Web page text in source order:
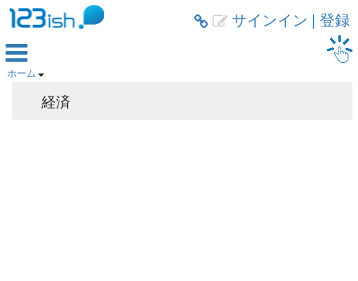
  サインイン | 登録

ホーム 
経済